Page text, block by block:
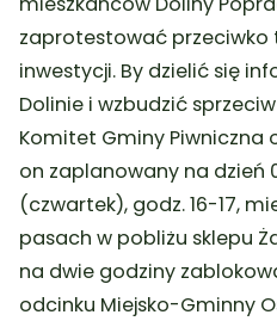
zaprotestować przeciwko
inwestycji. By dzielić się
Dolinie i wzbudzić
Komitet Gminy Piwniczna
on zaplanowany na dzień
(czwartek), godz. 16-17,
pasach w pobliżu sklepu
na dwie godziny
odcinku Miejsko-Gminny